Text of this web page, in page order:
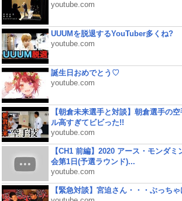
youtube.com
UUUMを脱退するYouTuber多くね?
youtube.com
誕生日おめでとう♡
youtube.com
【朝倉未来選手と対談】朝倉選手の
ル高すぎてビビった!!
youtube.com
【CH1 前編】2020 アース・モンダミ
会第1日(予選ラウンド)...
youtube.com
【緊急対談】宮迫さん・・・ぶっちゃ